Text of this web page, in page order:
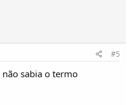
#5
não sabia o termo